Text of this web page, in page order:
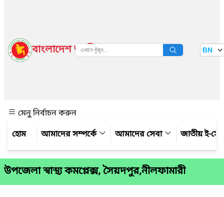
বাংলাদেশ জাতীয় তথ্য বাতায়ন BN
মেনু নির্বাচন করুন
আমাদের সম্পর্কে
আমাদের সেবা জাতীয় ই-
উপজেলা স্বাস্থ্য কমপ্লেক্স, সৈয়দপুর,নীলফামারী